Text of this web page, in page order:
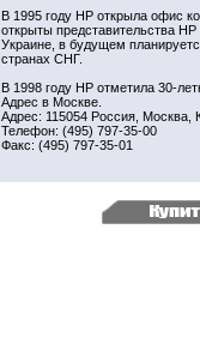
В 1995 году НР открыла офис
открыты представительства
Украине, в будущем
странах СНГ.
В 1998 году НР отметила 30-
Адрес в Москве.
Адрес: 115054 Россия, Москва,
Телефон: (495) 797-35-00
Факс: (495) 797-35-01